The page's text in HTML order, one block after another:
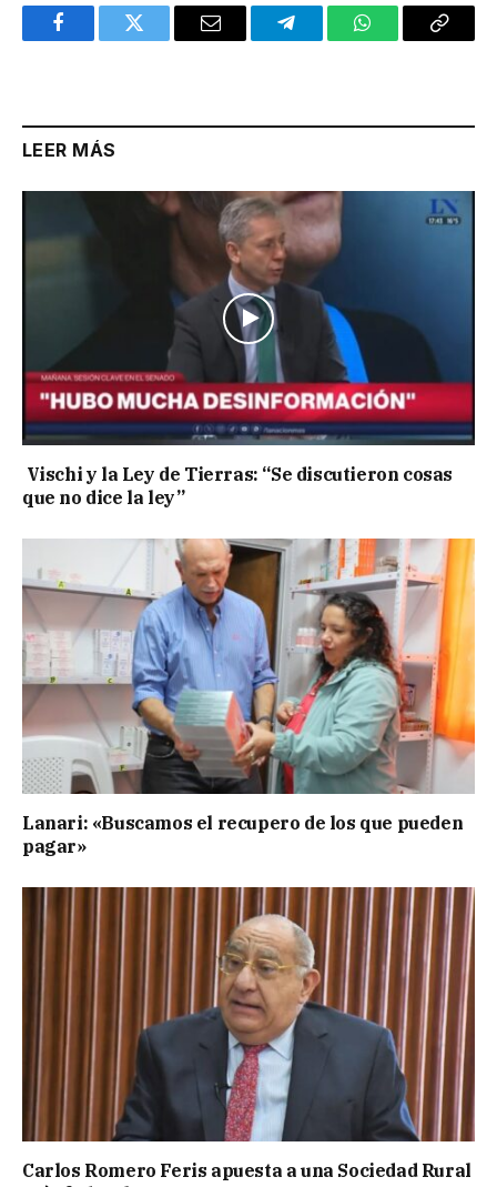
FacebookTwitter Email TelegramWhatsAppCopy
LEER MÁS
Vischi y la Ley de Tierras: “Se discutieron cosas
que no dice la ley”
Lanari: «Buscamos el recupero de los que pueden
pagar»
Carlos Romero Feris apuesta a una Sociedad Rural